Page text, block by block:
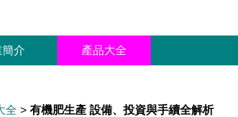
簡介 產品大全
全 > 有機肥生產 設備、投資與手續全解析